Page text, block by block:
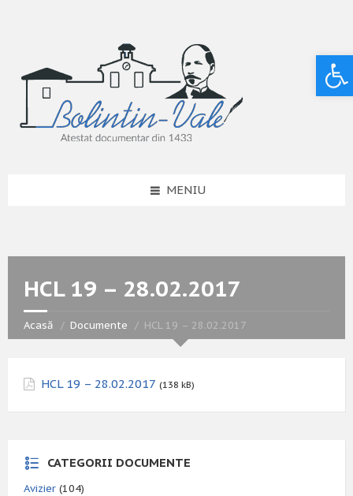
MENIU
HCL 19 – 28.02.2017
Acasă Documente HCL 19 – 28.02.2017
HCL 19 – 28.02.2017 (138 kB)
CATEGORII DOCUMENTE
Avizier (104)
Deschide bara de unelte